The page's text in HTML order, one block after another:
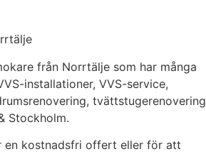
från Norrtälje som har många
installationer, VVS-service,
tvättstugerenovering
Stockholm.
en kostnadsfri offert eller för att